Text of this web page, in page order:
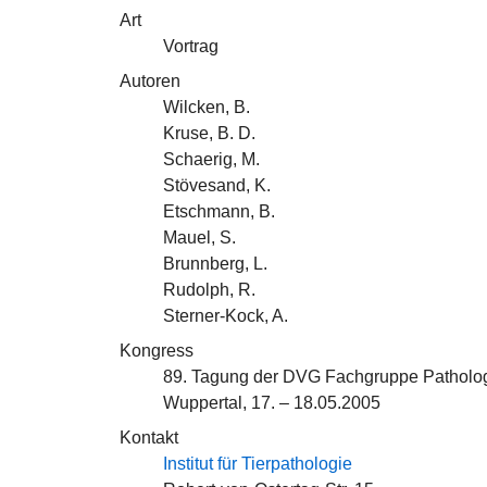
Art
Vortrag
Autoren
Wilcken, B.
Kruse, B. D.
Schaerig, M.
Stövesand, K.
Etschmann, B.
Mauel, S.
Brunnberg, L.
Rudolph, R.
Sterner-Kock, A.
Kongress
89. Tagung der DVG Fachgruppe
Wuppertal, 17. – 18.05.2005
Kontakt
Institut für Tierpathologie